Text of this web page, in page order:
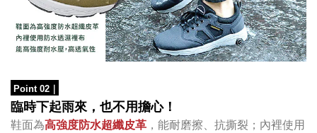
Point 02 ｜
臨時下起雨來，也不用擔心！
鞋面為高強度防水超纖皮革 ，能耐磨擦、抗撕裂； 內裡使用